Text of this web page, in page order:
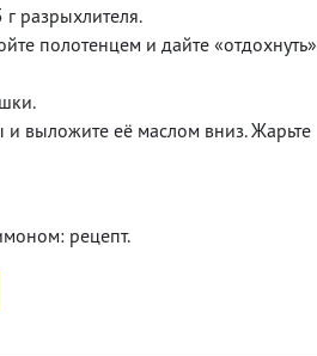
разрыхлителя.
полотенцем и дайте «отдохнуть»
и выложите её маслом вниз. Жарьте
рецепт.